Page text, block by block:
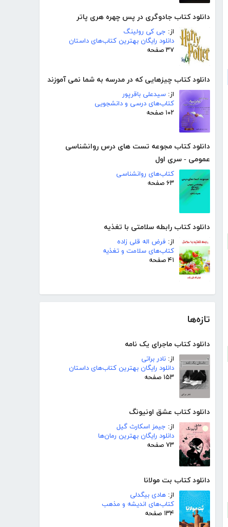
دانلود کتاب جادوگری در پس چهره هری پاتر
از: جی کی رولینگ
دانلود رایگان بهترین کتاب‌های داستان
۳۷ صفحه
دانلود کتاب چیزهایی که در مدرسه به شما نمی آموزند
از: سیدعلی باقرپور
کتاب‌های درسی و دانشجویی
۱۰۲ صفحه
دانلود کتاب مجوعه تست های درس روانشناسی
عمومی - سری اول
کتاب‌های روانشناسی
۶۳ صفحه
دانلود کتاب رابطه سلامتی با تغذیه
از: فرض اله قلی زاده
کتاب‌های سلامت و تغذیه
۴۱ صفحه
تازه‌ها
دانلود کتاب ماجرای یک نامه
از: نادر براتی
دانلود رایگان بهترین کتاب‌های داستان
۱۵۳ صفحه
دانلود کتاب عشق اونیونگ
از: جیمز اسکارث گیل
دانلود رایگان بهترین رمان‌ها
۷۳ صفحه
دانلود کتاب بت مولانا
از: هادی بیگدلی
کتاب‌های اندیشه و مذهب
۱۳۴ صفحه